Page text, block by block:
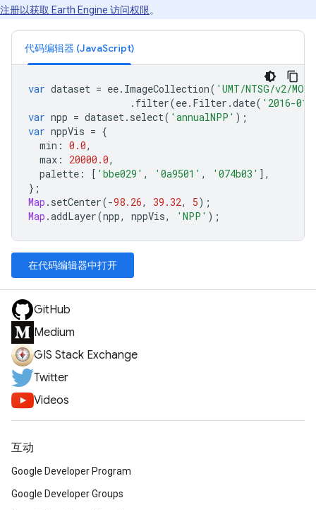
注册以获取 Earth Engine 访问权限。
代码编辑器 (JavaScript)
var dataset = ee. ImageCollection( 'UMT/NTSG/v2/
. filter(ee. Filter .date( '2016-
var npp = dataset. select( 'annualNPP' );
var nppVis = {
min : 0.0,
max : 20000.0,
palette : [ 'bbe029' , '0a9501' , '074b03' ],
};
Map . setCenter(-98.26, 39.32, 5);
Map .addLayer(npp, nppVis, 'NPP' );
在代码编辑器中打开
GitHub
Medium
GIS Stack Exchange
Twitter
Videos
互动
Google Developer Program
Google Developer Groups